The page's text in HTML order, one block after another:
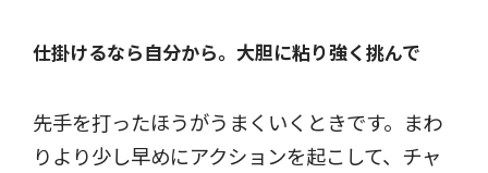
仕掛けるなら自分から。 大胆に粘り強く挑んで
先手を打ったほうがうまくいくときです。まわ
りより少し早めにアクションを起こして、チャ